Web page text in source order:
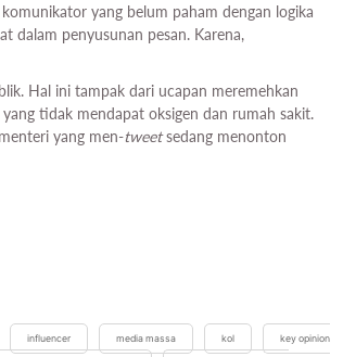
yang belum paham dengan logika
dalam penyusunan pesan. Karena,
Hal ini tampak dari ucapan meremehkan
tidak mendapat oksigen dan rumah sakit.
yang men-tweetsedang menonton
influencer media massa kol key opinion